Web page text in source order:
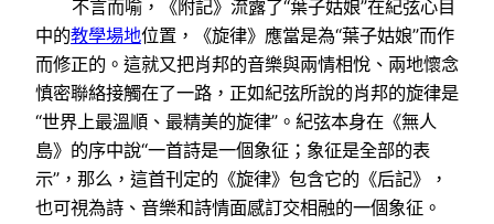
不言而喻，《附記》流露了“葉子姑娘”在紀弦心目
中的教學場地位置，《旋律》應當是為“葉子姑娘”而作
而修正的。這就又把肖邦的音樂與兩情相悅、兩地懷念
慎密聯絡接觸在了一路，正如紀弦所說的肖邦的旋律是
“世界上最溫順、最精美的旋律”。紀弦本身在《無人
島》的序中說“一首詩是一個象征；象征是全部的表
示”，那么，這首刊定的《旋律》包含它的《后記》，
也可視為詩、音樂和詩情面感訂交相融的一個象征。